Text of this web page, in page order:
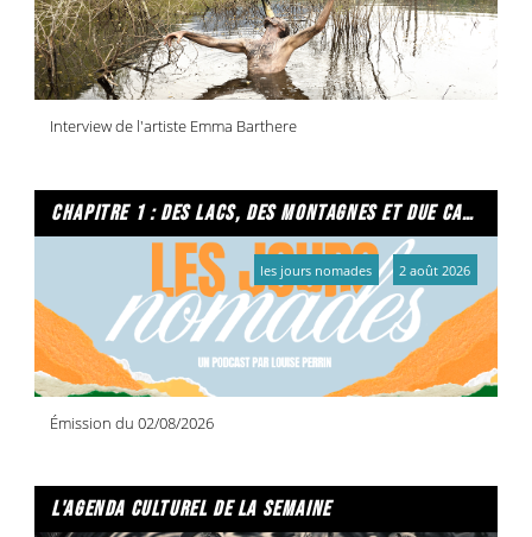
Interview de l'artiste Emma Barthere
chapitre 1 : des lacs, des montagnes et due caffe per favore
Émission du 02/08/2026
les jours nomades 2 août 2026
l'agenda culturel de la semaine